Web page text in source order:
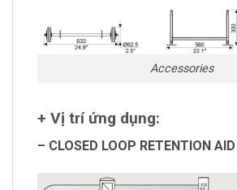
Accessories
+ Vị trí ứng dụng:
– CLOSED LOOP RETENTION